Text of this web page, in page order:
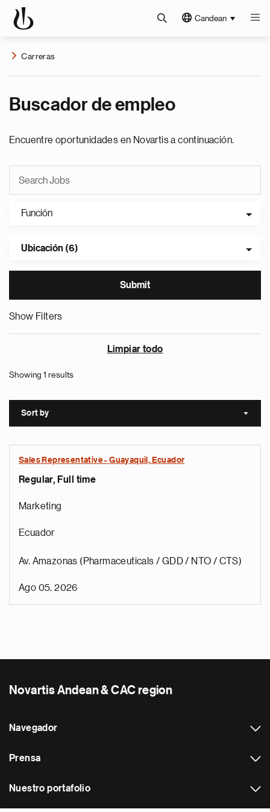
Candean
Carreras
Buscador de empleo
Encuentre oportunidades en Novartis a continuación.
Función
Ubicación (6)
Show Filters
Limpiar todo
Showing 1 results
Sort by Sort
Sales Representative - Guayaquil, Ecuador
Regular, Full time
Marketing
Ecuador
Av. Amazonas (Pharmaceuticals / GDD / NTO / CTS)
Ago 05, 2026
Novartis Andean & CAC region
Navegador
Prensa
Nuestro portafolio